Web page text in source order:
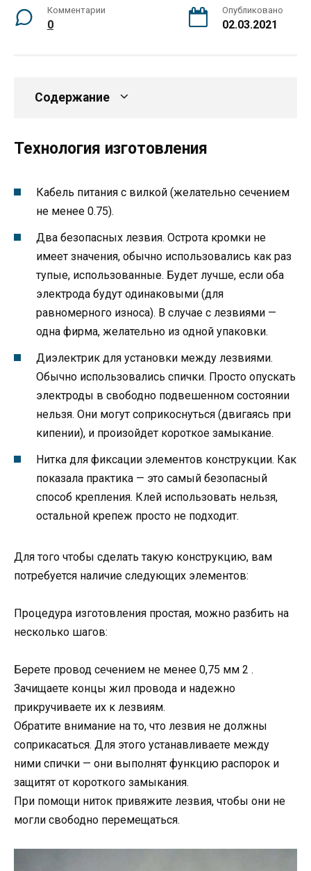
Комментарии
0
Опубликовано
02.03.2021
Содержание
Технология изготовления
Кабель питания с вилкой (желательно сечением
не менее 0.75).
Два безопасных лезвия. Острота кромки не
имеет значения, обычно использовались как раз
тупые, использованные. Будет лучше, если оба
электрода будут одинаковыми (для
равномерного износа). В случае с лезвиями —
одна фирма, желательно из одной упаковки.
Диэлектрик для установки между лезвиями.
Обычно использовались спички. Просто опускать
электроды в свободно подвешенном состоянии
нельзя. Они могут соприкоснуться (двигаясь при
кипении), и произойдет короткое замыкание.
Нитка для фиксации элементов конструкции. Как
показала практика — это самый безопасный
способ крепления. Клей использовать нельзя,
остальной крепеж просто не подходит.
Для того чтобы сделать такую конструкцию, вам
потребуется наличие следующих элементов:
Процедура изготовления простая, можно разбить на
несколько шагов:
Берете провод сечением не менее 0,75 мм 2 .
Зачищаете концы жил провода и надежно
прикручиваете их к лезвиям.
Обратите внимание на то, что лезвия не должны
соприкасаться. Для этого устанавливаете между
ними спички — они выполнят функцию распорок и
защитят от короткого замыкания.
При помощи ниток привяжите лезвия, чтобы они не
могли свободно перемещаться.